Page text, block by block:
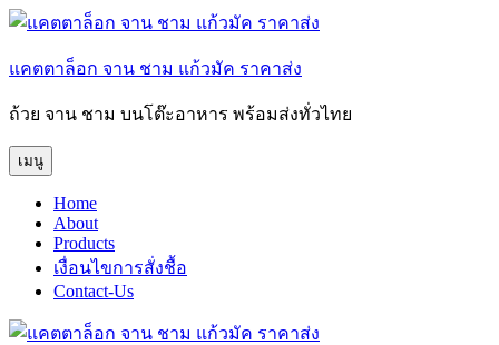
ข้าม
ยัง
บทความ
แคตตาล็อก จาน ชาม แก้วมัค ราคาส่ง
ถ้วย จาน ชาม บนโต๊ะอาหาร พร้อมส่งทั่วไทย
เมนู
Home
About
Products
เงื่อนไขการสั่งชื้อ
Contact-Us